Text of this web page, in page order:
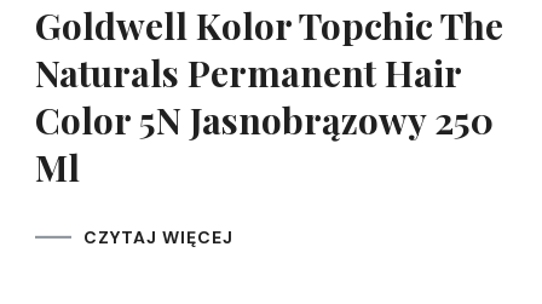
Goldwell Kolor Topchic The
Naturals Permanent Hair
Color 5N Jasnobrązowy 250
Ml
CZYTAJ WIĘCEJ